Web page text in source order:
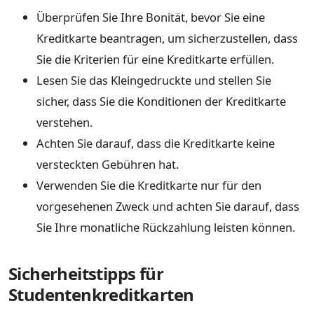
Überprüfen Sie Ihre Bonität, bevor Sie eine
Kreditkarte beantragen, um sicherzustellen, dass
Sie die Kriterien für eine Kreditkarte erfüllen.
Lesen Sie das Kleingedruckte und stellen Sie
sicher, dass Sie die Konditionen der Kreditkarte
verstehen.
Achten Sie darauf, dass die Kreditkarte keine
versteckten Gebühren hat.
Verwenden Sie die Kreditkarte nur für den
vorgesehenen Zweck und achten Sie darauf, dass
Sie Ihre monatliche Rückzahlung leisten können.
Sicherheitstipps für
Studentenkreditkarten